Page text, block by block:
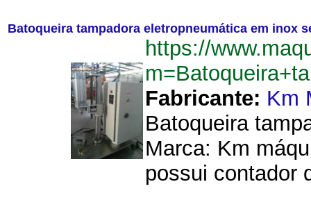
Batoqueira tampadora eletropneumática em inox
https://
Fabricante: Km
Batoqueira
Marca: Km
possui contador